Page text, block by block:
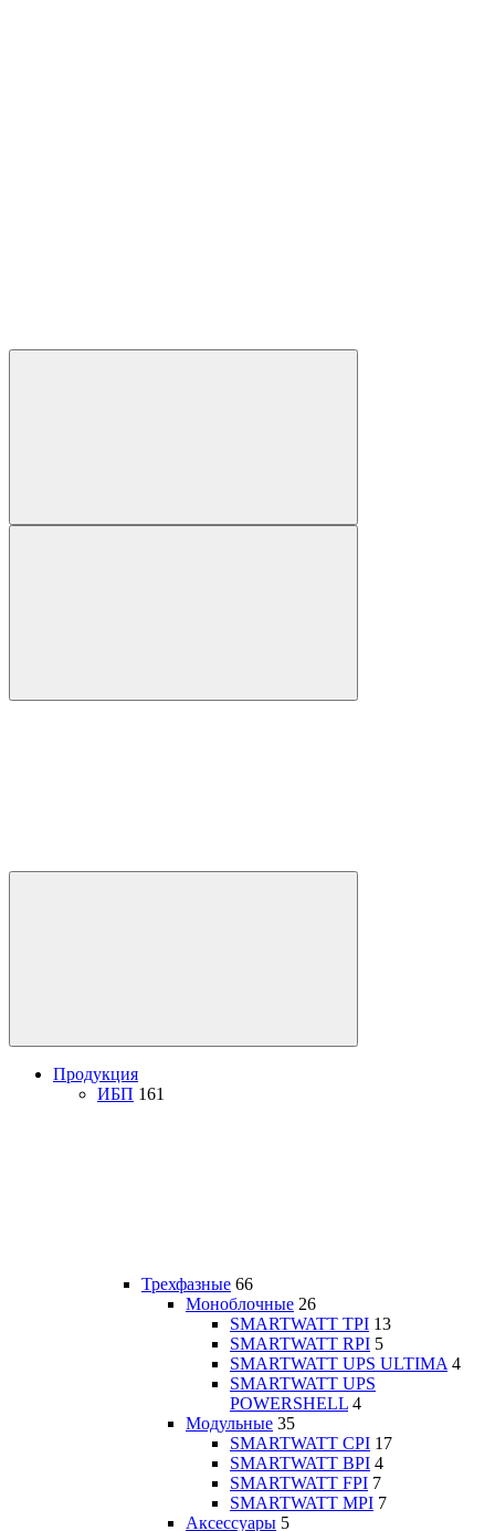
Продукция
ИБП 161
Трехфазные 66
Моноблочные 26
SMARTWATT TPI 13
SMARTWATT RPI 5
SMARTWATT UPS ULTIMA 4
SMARTWATT UPS
POWERSHELL 4
Модульные 35
SMARTWATT CPI 17
SMARTWATT BPI 4
SMARTWATT FPI 7
SMARTWATT MPI 7
Аксессуары 5